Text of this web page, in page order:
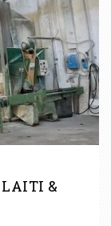
LAITI &